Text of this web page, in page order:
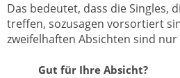
Das bedeutet, dass die Singles,
treffen, sozusagen vorsortiert
zweifelhaften Absichten sind
Gut für Ihre Absicht?